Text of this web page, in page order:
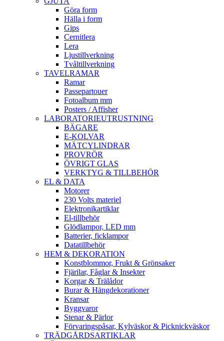
Göra form
Hälla i form
Gips
Cernitlera
Lera
Ljustillverkning
Tvåltillverkning
TAVELRAMAR
Ramar
Passepartouer
Fotoalbum mm
Posters / Affisher
LABORATORIEUTRUSTNING
BÄGARE
E-KOLVAR
MÄTCYLINDRAR
PROVRÖR
ÖVRIGT GLAS
VERKTYG & TILLBEHÖR
EL & DATA
Motorer
230 Volts materiel
Elektronikartiklar
El-tillbehör
Glödlampor, LED mm
Batterier, ficklampor
Datatillbehör
HEM & DEKORATION
Konstblommor, Frukt & Grönsaker
Fjärilar, Fåglar & Insekter
Korgar & Trälådor
Burar & Hängdekorationer
Kransar
Byggvaror
Stenar & Pärlor
Förvaringspåsar, Kylväskor & Picknickväskor
TRÄDGÅRDSARTIKLAR